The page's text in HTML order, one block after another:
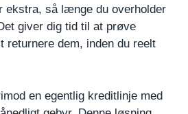
ekstra, så længe du overholder
giver dig tid til at prøve
returnere dem, inden du reelt
en egentlig kreditlinje med